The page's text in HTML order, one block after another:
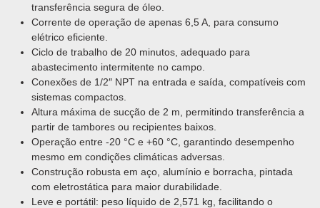
transferência segura de óleo.
Corrente de operação de apenas 6,5 A, para consumo
elétrico eficiente.
Ciclo de trabalho de 20 minutos, adequado para
abastecimento intermitente no campo.
Conexões de 1/2″ NPT na entrada e saída, compatíveis com
sistemas compactos.
Altura máxima de sucção de 2 m, permitindo transferência a
partir de tambores ou recipientes baixos.
Operação entre -20 °C e +60 °C, garantindo desempenho
mesmo em condições climáticas adversas.
Construção robusta em aço, alumínio e borracha, pintada
com eletrostática para maior durabilidade.
Leve e portátil: peso líquido de 2,571 kg, facilitando o